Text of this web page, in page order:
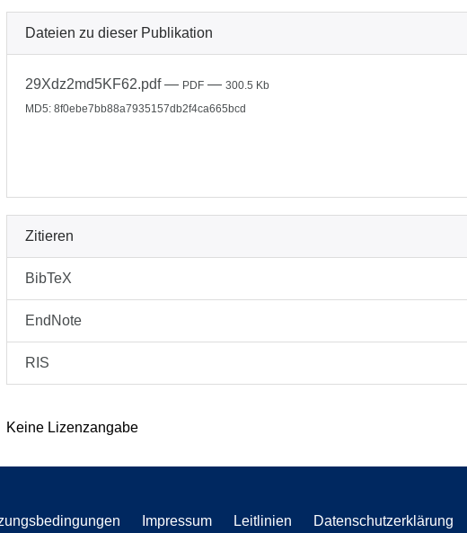
Dateien zu dieser Publikation
29Xdz2md5KF62.pdf— PDF — 300.5 Kb
MD5: 8f0ebe7bb88a7935157db2f4ca665bcd
Zitieren
BibTeX
EndNote
RIS
Keine Lizenzangabe
Impressum Leitlinien Datenschutzerklärung